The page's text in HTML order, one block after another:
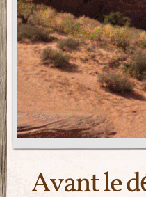
Avant le